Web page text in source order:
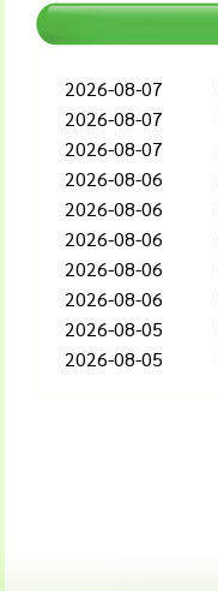
2026-08-07
2026-08-07
2026-08-07
2026-08-06
2026-08-06
2026-08-06
2026-08-06
2026-08-06
2026-08-05
2026-08-05